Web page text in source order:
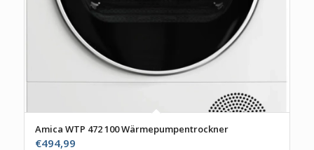
Amica WTP 472 100 Wärmepumpentrockner
€494,99